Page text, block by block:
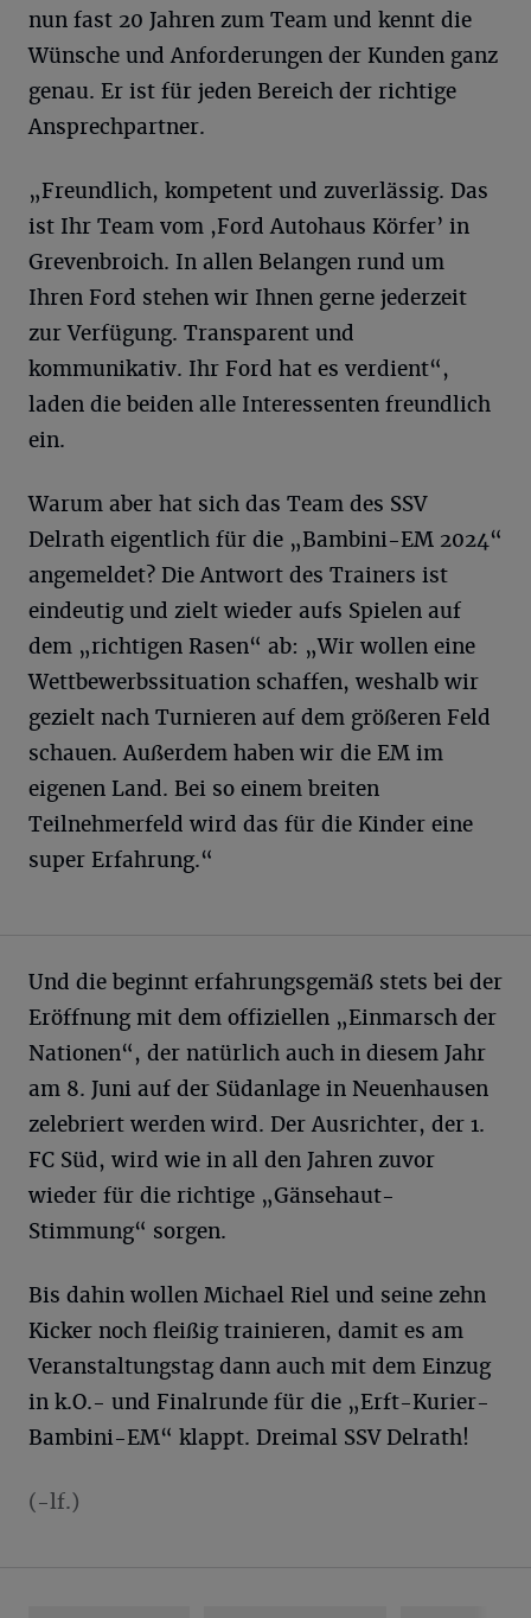
nun fast 20 Jahren zum Team und kennt die
Wünsche und Anforderungen der Kunden ganz
genau. Er ist für jeden Bereich der richtige
Ansprechpartner.
„Freundlich, kompetent und zuverlässig. Das
ist Ihr Team vom ,Ford Autohaus Körfer’ in
Grevenbroich. In allen Belangen rund um
Ihren Ford stehen wir Ihnen gerne jederzeit
zur Verfügung. Transparent und
kommunikativ. Ihr Ford hat es verdient“,
laden die beiden alle Interessenten freundlich
ein.
Warum aber hat sich das Team des SSV
Delrath eigentlich für die „Bambini-EM 2024“
angemeldet? Die Antwort des Trainers ist
eindeutig und zielt wieder aufs Spielen auf
dem „richtigen Rasen“ ab: „Wir wollen eine
Wettbewerbssituation schaffen, weshalb wir
gezielt nach Turnieren auf dem größeren Feld
schauen. Außerdem haben wir die EM im
eigenen Land. Bei so einem breiten
Teilnehmerfeld wird das für die Kinder eine
super Erfahrung.“
Und die beginnt erfahrungsgemäß stets bei der
Eröffnung mit dem offiziellen „Einmarsch der
Nationen“, der natürlich auch in diesem Jahr
am 8. Juni auf der Südanlage in Neuenhausen
zelebriert werden wird. Der Ausrichter, der 1.
FC Süd, wird wie in all den Jahren zuvor
wieder für die richtige „Gänsehaut-
Stimmung“ sorgen.
Bis dahin wollen Michael Riel und seine zehn
Kicker noch fleißig trainieren, damit es am
Veranstaltungstag dann auch mit dem Einzug
in k.O.- und Finalrunde für die „Erft-Kurier-
Bambini-EM“ klappt. Dreimal SSV Delrath!
(-lf.)